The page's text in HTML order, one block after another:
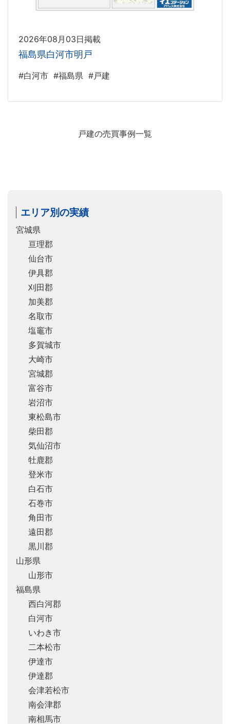
2026年08月03日掲載
福島県白河市明戸
#白河市 #福島県 #戸建
戸建の売買事例一覧
エリア別の実績
宮城県
亘理郡
仙台市
伊具郡
刈田郡
加美郡
名取市
塩竈市
多賀城市
大崎市
宮城郡
富谷市
岩沼市
東松島市
柴田郡
気仙沼市
牡鹿郡
登米市
白石市
石巻市
角田市
遠田郡
黒川郡
山形県
山形市
福島県
西白河郡
白河市
いわき市
二本松市
伊達市
伊達郡
会津若松市
南会津郡
南相馬市